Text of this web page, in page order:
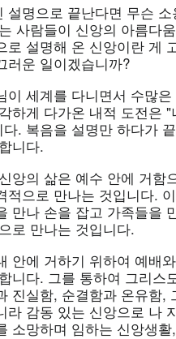
설명으로 끝난다면 무슨
사람들이 신앙의 아름다
로 설명해 온 신앙이란 게
러운 일이겠습니까?
이 세계를 다니면서 수많
하게 다가온 내적 도전은
. 복음을 설명만 하다가
니다.
앙의 삶은 예수 안에 거
적으로 만나는 것입니다.
만나 손을 잡고 가족들을
로 만나는 것입니다.
안에 거하기 위하여 예배
니다. 그를 통하여 그리
진실함, 순결함과 온유함
라 감동 있는 신앙으로 나
소망하며 임하는 신앙생